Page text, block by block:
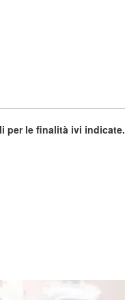
per le finalità ivi indicate.